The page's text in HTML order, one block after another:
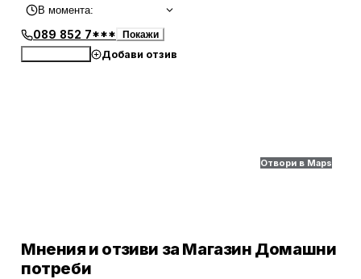
В момента:
089 852 7*** Покажи
Добави отзив
Отвори в Maps
Мнения и отзиви за Магазин Домашни
потреби